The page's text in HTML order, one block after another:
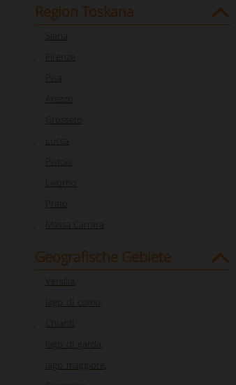
Region Toskana
Siena
Firenze
Pisa
Arezzo
Grosseto
Lucca
Pistoia
Livorno
Prato
Massa Carrara
Geografische Gebiete
Versilia
lago_di_como
Chianti
lago_di_garda
lago_maggiore